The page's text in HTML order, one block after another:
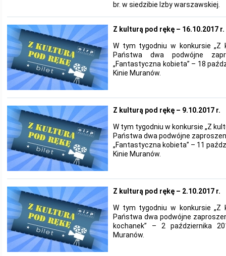
br. w siedzibie Izby warszawskiej.
Z kulturą pod rękę – 16.10.2017 r.
W tym tygodniu w konkursie „Z
Państwa dwa podwójne
„Fantastyczna kobieta” – 18
Kinie Muranów.
Z kulturą pod rękę – 9.10.2017 r.
W tym tygodniu w konkursie „Z
Państwa dwa podwójne
„Fantastyczna kobieta” – 11
Kinie Muranów.
Z kulturą pod rękę – 2.10.2017 r.
W tym tygodniu w konkursie „Z
Państwa dwa podwójne
kochanek” – 2 października
Muranów.